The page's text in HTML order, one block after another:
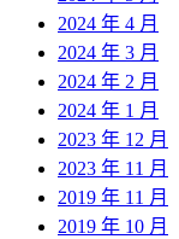
2024 年 4 月
2024 年 3 月
2024 年 2 月
2024 年 1 月
2023 年 12 月
2023 年 11 月
2019 年 11 月
2019 年 10 月